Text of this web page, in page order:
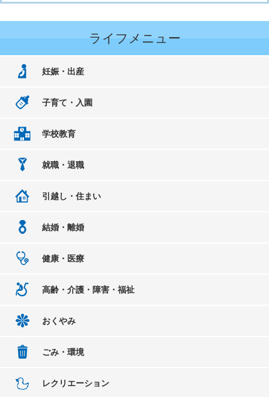
ライフメニュー
妊娠・出産
子育て・入園
学校教育
就職・退職
引越し・住まい
結婚・離婚
健康・医療
高齢・介護・障害・福祉
おくやみ
ごみ・環境
レクリエーション